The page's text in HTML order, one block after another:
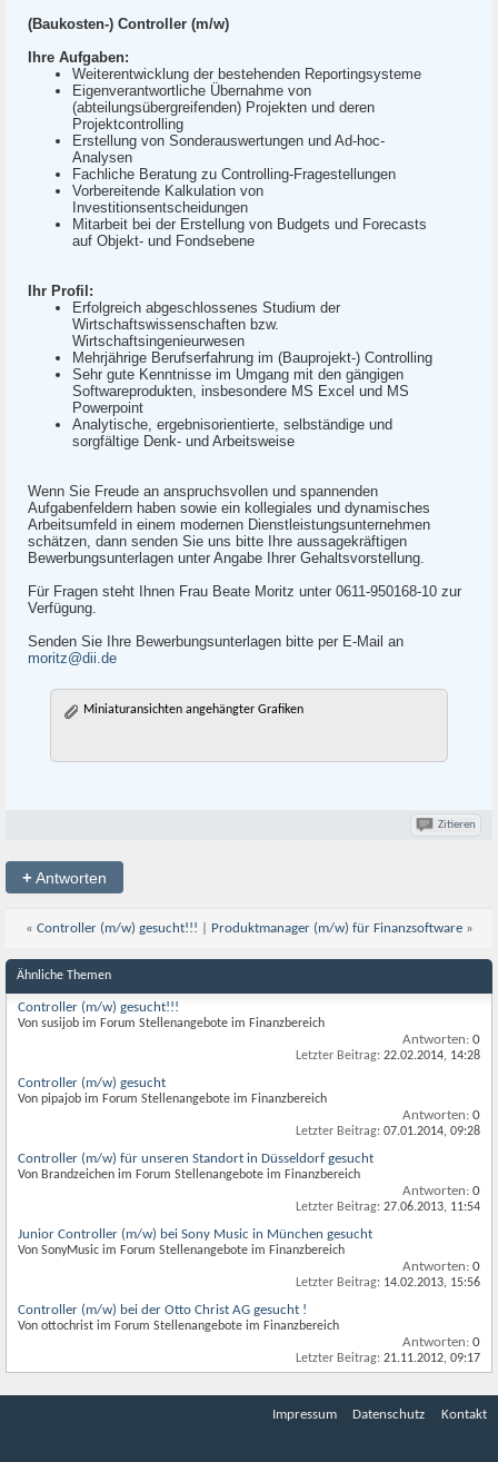
(Baukosten-) Controller (m/w)
Ihre Aufgaben:
Weiterentwicklung der bestehenden Reportingsysteme
Eigenverantwortliche Übernahme von
(abteilungsübergreifenden) Projekten und deren
Projektcontrolling
Erstellung von Sonderauswertungen und Ad-hoc-
Analysen
Fachliche Beratung zu Controlling-Fragestellungen
Vorbereitende Kalkulation von
Investitionsentscheidungen
Mitarbeit bei der Erstellung von Budgets und Forecasts
auf Objekt- und Fondsebene
Ihr Profil:
Erfolgreich abgeschlossenes Studium der
Wirtschaftswissenschaften bzw.
Wirtschaftsingenieurwesen
Mehrjährige Berufserfahrung im (Bauprojekt-) Controlling
Sehr gute Kenntnisse im Umgang mit den gängigen
Softwareprodukten, insbesondere MS Excel und MS
Powerpoint
Analytische, ergebnisorientierte, selbständige und
sorgfältige Denk- und Arbeitsweise
Wenn Sie Freude an anspruchsvollen und spannenden
Aufgabenfeldern haben sowie ein kollegiales und dynamisches
Arbeitsumfeld in einem modernen Dienstleistungsunternehmen
schätzen, dann senden Sie uns bitte Ihre aussagekräftigen
Bewerbungsunterlagen unter Angabe Ihrer Gehaltsvorstellung.
Für Fragen steht Ihnen Frau Beate Moritz unter 0611-950168-10 zur
Verfügung.
Senden Sie Ihre Bewerbungsunterlagen bitte per E-Mail an
moritz@dii.de
Miniaturansichten angehängter Grafiken
Zitieren
+Antworten
« Controller (m/w) gesucht!!! Produktmanager (m/w) für Finanzsoftware »
Ähnliche Themen
Controller (m/w) gesucht!!!
Von susijob im Forum Stellenangebote im Finanzbereich
Antworten: 0
Letzter Beitrag: 22.02.2014, 14:28
Controller (m/w) gesucht
Von pipajob im Forum Stellenangebote im Finanzbereich
Antworten: 0
Letzter Beitrag: 07.01.2014, 09:28
Controller (m/w) für unseren Standort in Düsseldorf gesucht
Von Brandzeichen im Forum Stellenangebote im Finanzbereich
Antworten: 0
Letzter Beitrag: 27.06.2013, 11:54
Junior Controller (m/w) bei Sony Music in München gesucht
Von SonyMusic im Forum Stellenangebote im Finanzbereich
Antworten: 0
Letzter Beitrag: 14.02.2013, 15:56
Controller (m/w) bei der Otto Christ AG gesucht !
Von ottochrist im Forum Stellenangebote im Finanzbereich
Antworten: 0
Letzter Beitrag: 21.11.2012, 09:17
Impressum Datenschutz Kontakt